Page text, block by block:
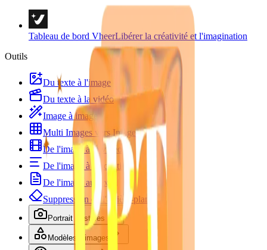
Tableau de bord VheerLibérer la créativité et l'imagination
Outils
Du texte à l'image
Du texte à la vidéo
Image à image
Multi Images vers Image
De l'image à la vidéo
De l'image à l'incitation
De l'image au texte
Suppression de l'arrière-plan
Portrait et styles
Modèles d'images